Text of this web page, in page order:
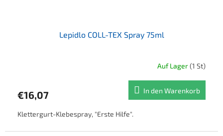
Lepidlo COLL-TEX Spray 75ml
Auf Lager(1 St)
€16,07 In den Warenkorb
Klettergurt-Klebespray, "Erste Hilfe".